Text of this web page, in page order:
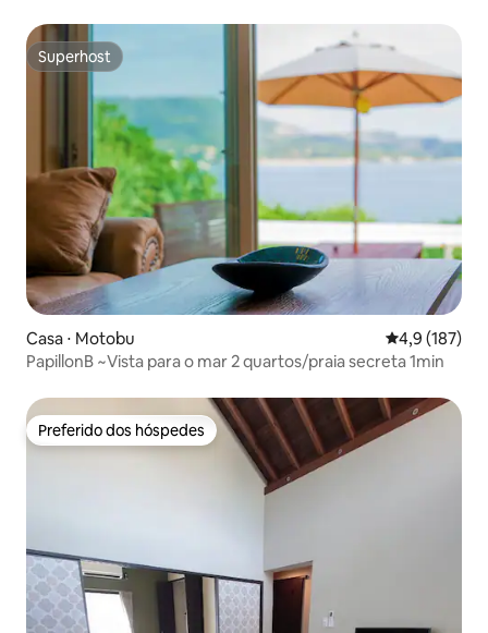
Recomendada para outono e inverno
Superhost
Superhost
Casa ⋅ Motobu 4,9 de uma
4,9 (187)
PapillonB ~Vista para o mar 2 quartos/praia secreta 1min
Preferido dos hóspedes
Preferido dos hóspedes